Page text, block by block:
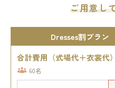
ご用意し
Dresses割プラン
合計費用（式場代＋衣裳代）
60名